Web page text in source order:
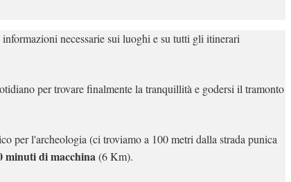
necessarie sui luoghi e su tutti gli itinerari
per trovare finalmente la tranquillità e godersi il tramonto
per l'archeologia (ci troviamo a 100 metri dalla strada punica
minuti di macchina (6 Km).